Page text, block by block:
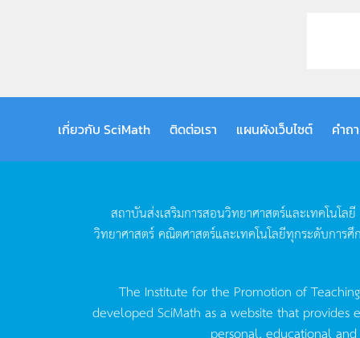
เกี่ยวกับ SciMath ติดต่อเรา แผนผังเว็บไซต์ คำถ
สถาบันส่งเสริมการสอนวิทยาศาสตร์และเทคโนโลยี
วิทยาศาสตร์คณิตศาสตร์และเทคโนโลยีทุกระดับการศึ
The Institute for the Promotion of
developed SciMath as a website that provides
personal, educational